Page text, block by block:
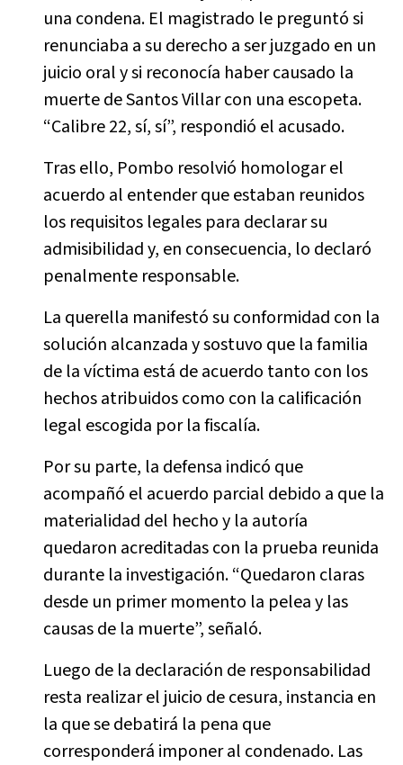
una condena. El magistrado le preguntó si
renunciaba a su derecho a ser juzgado en un
juicio oral y si reconocía haber causado la
muerte de Santos Villar con una escopeta.
“Calibre 22, sí, sí”, respondió el acusado.
Tras ello, Pombo resolvió homologar el
acuerdo al entender que estaban reunidos
los requisitos legales para declarar su
admisibilidad y, en consecuencia, lo declaró
penalmente responsable.
La querella manifestó su conformidad con la
solución alcanzada y sostuvo que la familia
de la víctima está de acuerdo tanto con los
hechos atribuidos como con la calificación
legal escogida por la fiscalía.
Por su parte, la defensa indicó que
acompañó el acuerdo parcial debido a que la
materialidad del hecho y la autoría
quedaron acreditadas con la prueba reunida
durante la investigación. “Quedaron claras
desde un primer momento la pelea y las
causas de la muerte”, señaló.
Luego de la declaración de responsabilidad
resta realizar el juicio de cesura, instancia en
la que se debatirá la pena que
corresponderá imponer al condenado. Las